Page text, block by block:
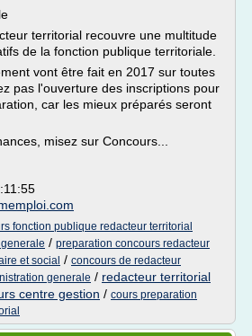
territorial recouvre une multitude
de la fonction publique territoriale.
vont être fait en 2017 sur toutes
pas l'ouverture des inscriptions pour
car les mieux préparés seront
misez sur Concours...
fonction publique redacteur territorial
/ preparation concours redacteur
et social / concours de redacteur
generale / redacteur territorial
centre gestion / cours preparation